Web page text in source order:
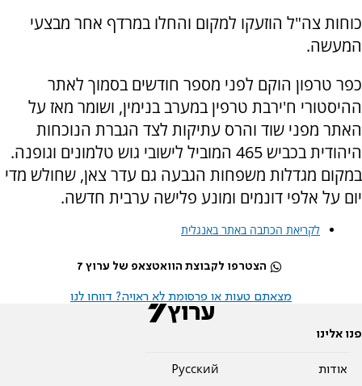
כוחות צה"ל הוזעקו למקום והחלו במרדף אחר מבצעי
המעשה.
כפר טרפון הוקם לפני מספר חודשים בסמוך לאתר
ההיסטורי ח'ירבת טרפין במערב בנימין, ושומר מאז על
האתר מפני שוד והרס עתיקות לצד הגברת הנוכחות
היהודית בכביש 465 המוביל לישובי גוש טלמונים וגופנה.
במקום מגדלות משפחות הגבעה גם עדר צאן, שחולש מדי
יום על אלפי דונמים ומונע פלישה ערבית חדשה.
לקריאת הכתבה באתר באנגלית
הצטרפו לקבוצת הוואטצאפ של ערוץ 7
מצאתם טעות או פרסומת לא ראויה? דווחו לנו
פנו אלינו
אודות
Pусский